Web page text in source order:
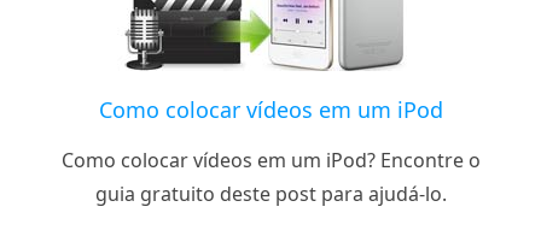
Como colocar vídeos em um iPod
Como colocar vídeos em um iPod? Encontre o
guia gratuito deste post para ajudá-lo.